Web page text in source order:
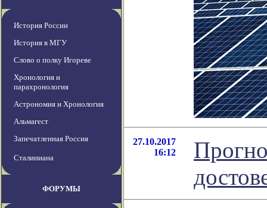
История России
История в МГУ
Слово о полку Игореве
Хронология и
парахронология
Астрономия и Хронология
Альмагест
Запечатленная Россия
Сталиниана
ФОРУМЫ
27.10.2017
16:12